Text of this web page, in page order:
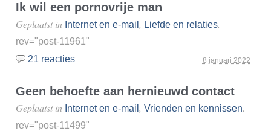
Ik wil een pornovrije man
8 januari 2022
Geplaatst in Internet en e-mail , Liefde en relaties.
rev="post-11961"
21 reacties
Geen behoefte aan hernieuwd contact
Geplaatst in Internet en e-mail , Vrienden en kennissen.
rev="post-11499"